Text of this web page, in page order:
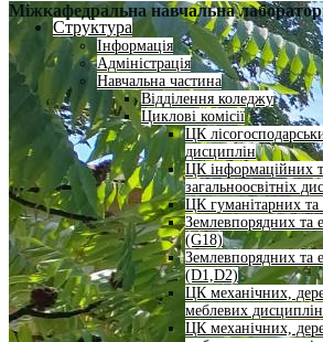
Структура
Інформація
Адміністрація
Навчальна частина
Відділення коледжу
Циклові комісії
ЦК
дисциплін
ЦК інформаційних
загальноосвітніх
ЦК гуманітарних та
Землевпорядних та
(G18)
Землевпорядних та
(D1,D2)
ЦК механічних,
меблевих
ЦК механічних,
Міжкафедральна навчальна